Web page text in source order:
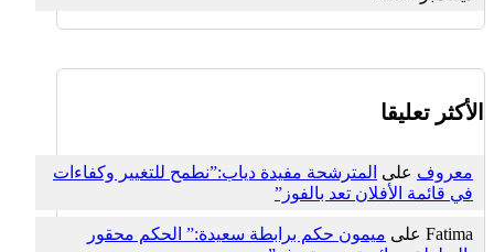
الأكثر تعليقا
معروف على المترشحة مفيدة دياب:”نطمح للتغيير وكفاءات
في قائمة الأفلان تعد بالفوز”
Fatima على ميمون حكم برابطة سعيدة:” الحكم محقور